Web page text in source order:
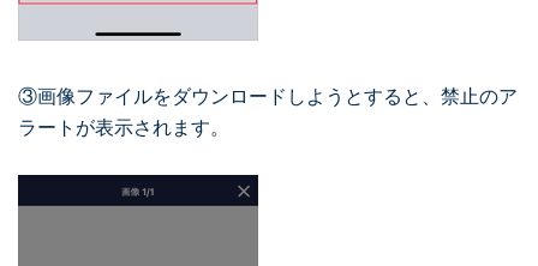
③画像ファイルをダウンロードしようとすると、禁止のア
ラートが表示されます。